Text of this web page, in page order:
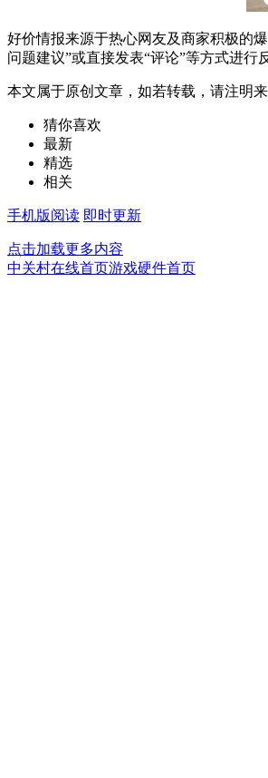
好价情报来源于热心网友及商家积极的
问题建议”或直接发表“评论”等方式进行
本文属于原创文章，如若转载，请注明来
猜你喜欢
最新
精选
相关
手机版阅读 即时更新
点击加载更多内容
中关村在线首页游戏硬件首页